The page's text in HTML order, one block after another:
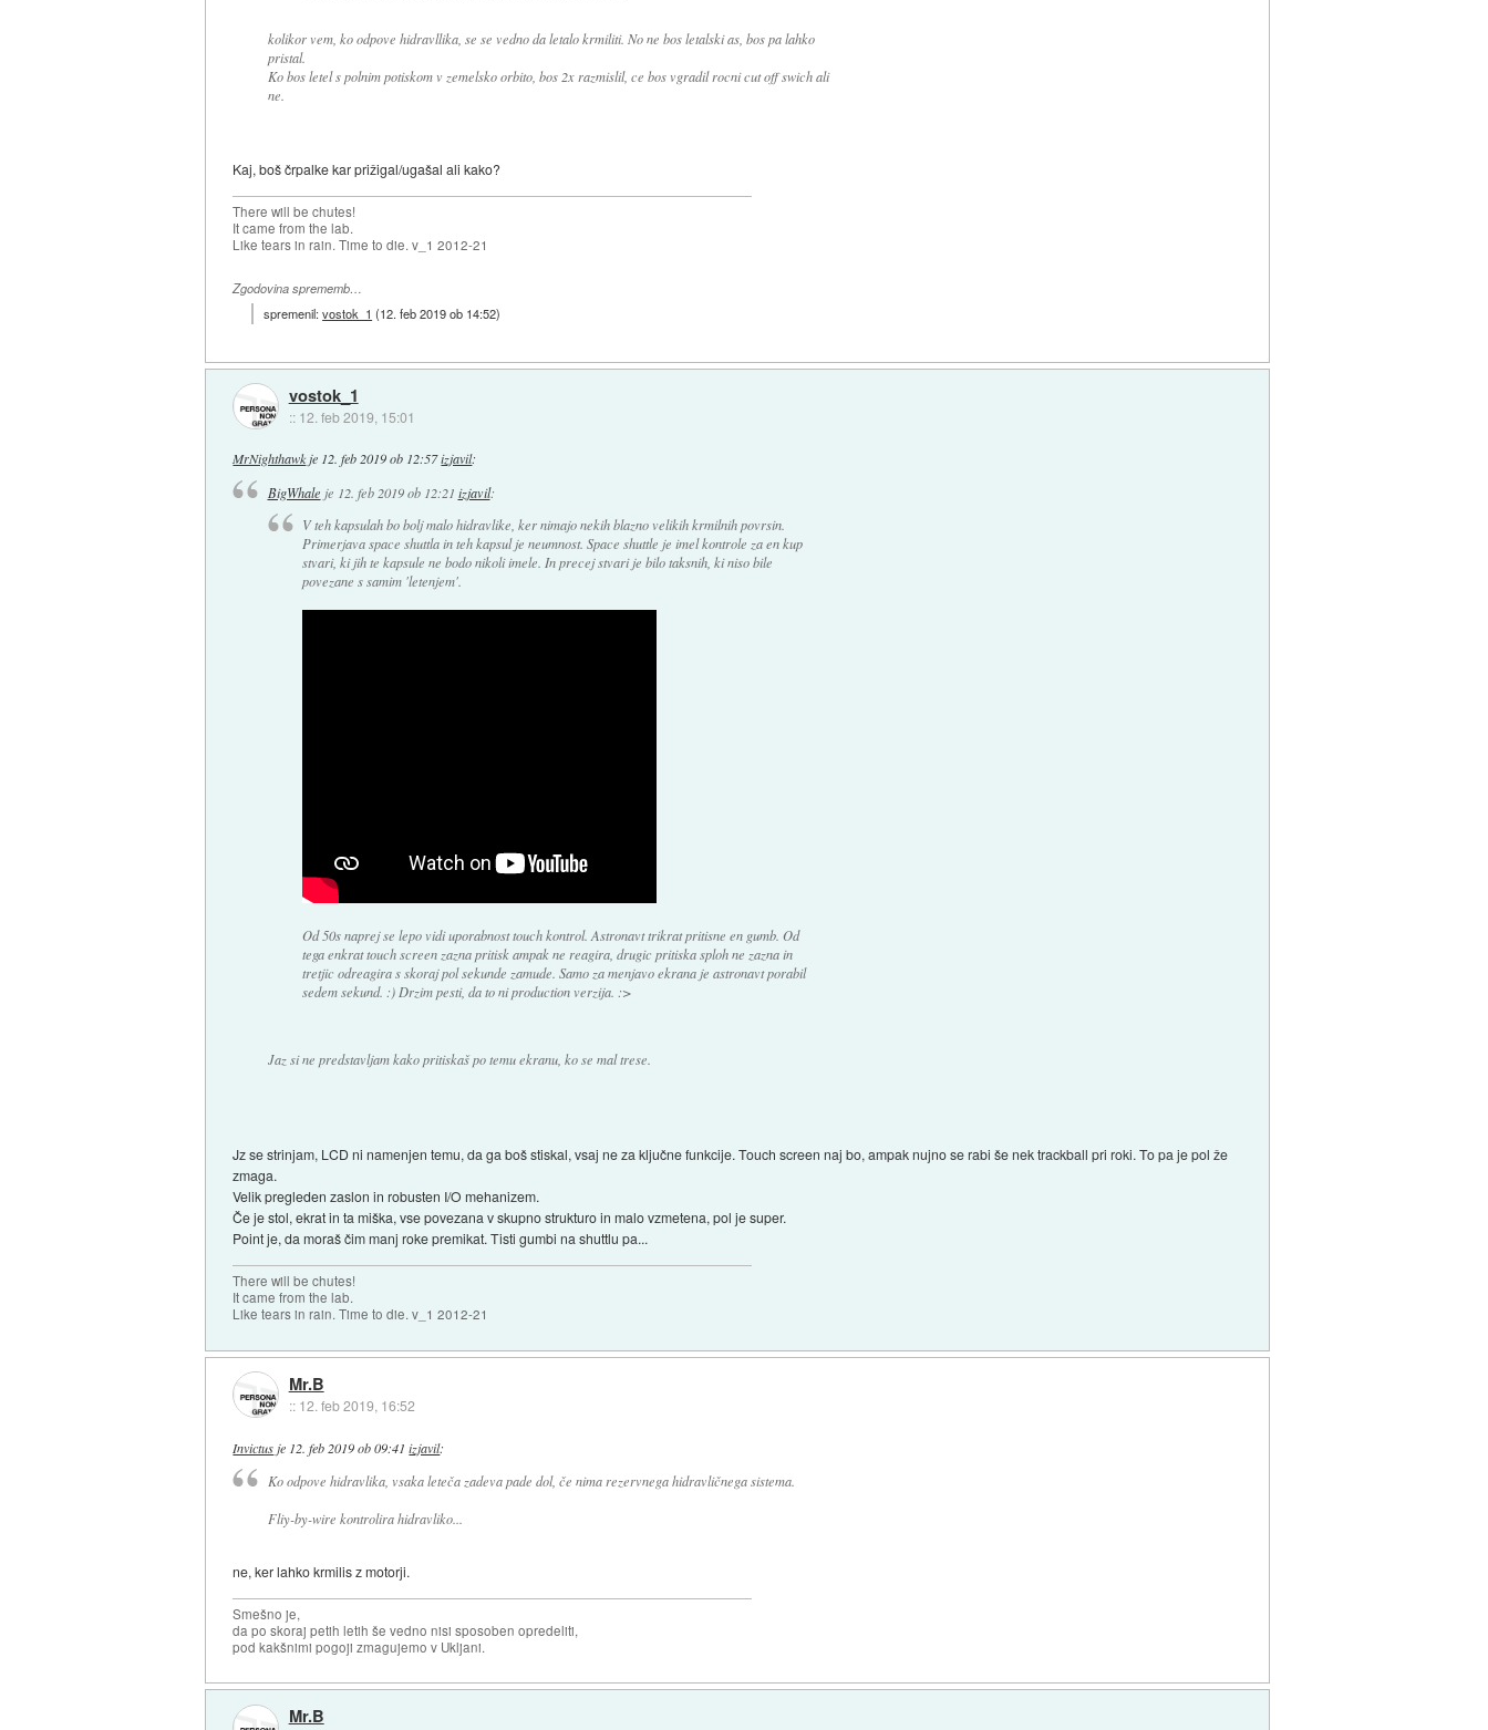
kolikor vem, ko odpove hidravllika, se se vedno da letalo krmiliti. No ne bos letalski as, bos pa lahko
pristal.
Ko bos letel s polnim potiskom v zemelsko orbito, bos 2x razmislil, ce bos vgradil rocni cut off swich ali
ne.
Kaj, boš črpalke kar prižigal/ugašal ali kako?
There will be chutes!
It came from the lab.
Like tears in rain. Time to die. v_1 2012-21
Zgodovina sprememb…
spremenil:vostok_1 (12. feb 2019 ob 14:52)
vostok_1
:: 12. feb 2019, 15:01
MrNighthawkje 12. feb 2019 ob 12:57izjavil:
BigWhale je 12. feb 2019 ob 12:21 izjavil:
V teh kapsulah bo bolj malo hidravlike, ker nimajo nekih blazno velikih krmilnih povrsin.
Primerjava space shuttla in teh kapsul je neumnost. Space shuttle je imel kontrole za en kup
stvari, ki jih te kapsule ne bodo nikoli imele. In precej stvari je bilo taksnih, ki niso bile
povezane s samim 'letenjem'.
Od 50s naprej se lepo vidi uporabnost touch kontrol. Astronavt trikrat pritisne en gumb. Od
tega enkrat touch screen zazna pritisk ampak ne reagira, drugic pritiska sploh ne zazna in
tretjic odreagira s skoraj pol sekunde zamude. Samo za menjavo ekrana je astronavt porabil
sedem sekund. :) Drzim pesti, da to ni production verzija. :>
Jaz si ne predstavljam kako pritiskaš po temu ekranu, ko se mal trese.
Jz se strinjam, LCD ni namenjen temu, da ga boš stiskal, vsaj ne za ključne funkcije. Touch screen naj bo, ampak nujno se rabi še nek trackball pri roki. To pa je pol že
zmaga.
Velik pregleden zaslon in robusten I/O mehanizem.
Če je stol, ekrat in ta miška, vse povezana v skupno strukturo in malo vzmetena, pol je super.
Point je, da moraš čim manj roke premikat. Tisti gumbi na shuttlu pa...
There will be chutes!
It came from the lab.
Like tears in rain. Time to die. v_1 2012-21
Mr.B
:: 12. feb 2019, 16:52
Invictus je 12. feb 2019 ob 09:41 izjavil:
Ko odpove hidravlika, vsaka leteča zadeva pade dol, če nima rezervnega hidravličnega sistema.
Fliy-by-wire kontrolira hidravliko...
ne, ker lahko krmilis z motorji.
Smešno je,
da po skoraj petih letih še vedno nisi sposoben opredeliti,
pod kakšnimi pogoji zmagujemo v Ukljani.
Mr.B